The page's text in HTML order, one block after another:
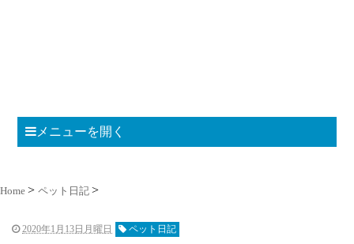
メニューを開く
Home ペット日記
2020年1月13日月曜日 ペット日記